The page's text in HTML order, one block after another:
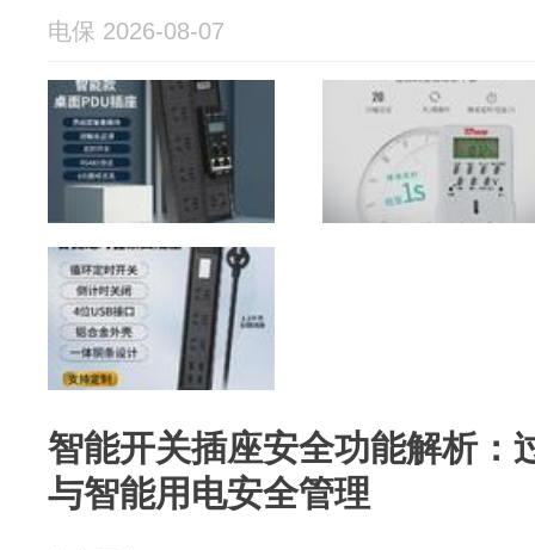
电保 2026-08-07
智能开关插座安全功能解析：
与智能用电安全管理